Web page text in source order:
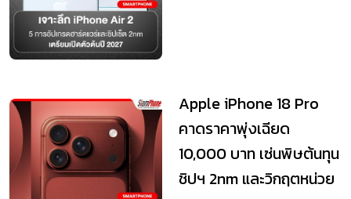
Apple iPhone 18 Pro
คาดราคาพุ่งเฉียด
10,000 บาท เซ่นพิษต้นทุน
ชิปฯ 2nm และวิกฤตหน่วย